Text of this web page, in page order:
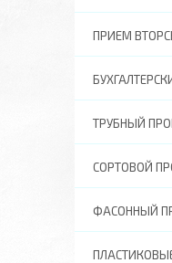
ПРИЕМ
ТРУБНЫЙ
СОРТОВОЙ
ФАСОННЫЙ